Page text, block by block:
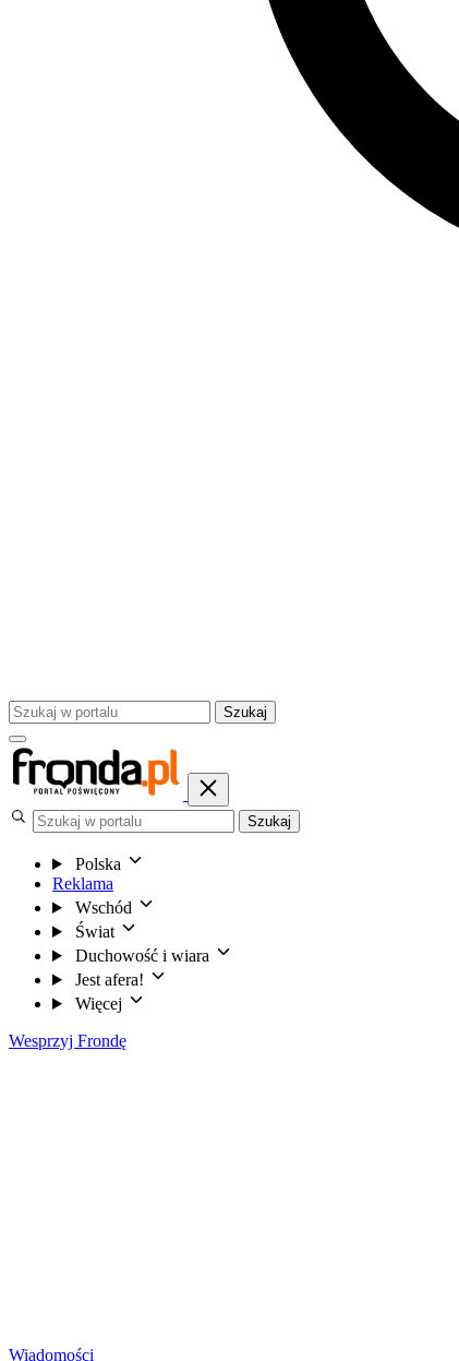
Szukaj
Szukaj
Polska
Reklama
Wschód
Świat
Duchowość i wiara
Jest afera!
Więcej
Wesprzyj Frondę
Wiadomości